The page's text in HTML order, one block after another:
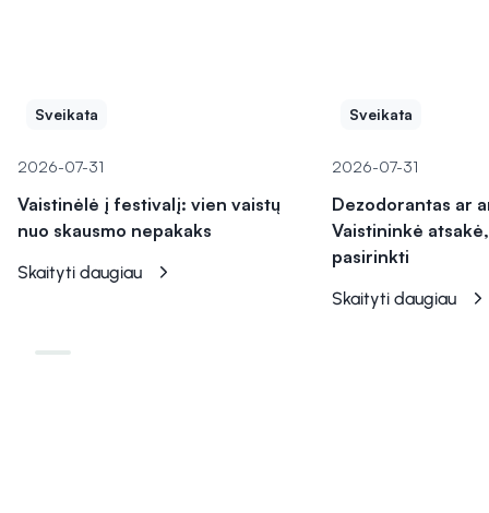
Sveikata
2026-07-31
Vaistinėlė į festivalį: vien vaistų
nuo skausmo nepakaks
Skaityti daugiau
Sveikata
2026-07-31
Dezodorantas ar
Vaistininkė
pasirinkti
Skaityti daugiau